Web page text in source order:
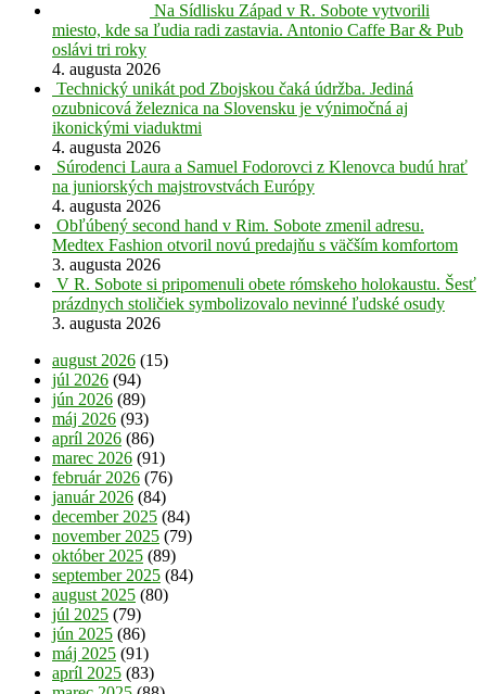
Na Sídlisku Západ v R. Sobote vytvorili
miesto, kde sa ľudia radi zastavia. Antonio Caffe Bar & Pub
oslávi tri roky
4. augusta 2026
Technický unikát pod Zbojskou čaká údržba. Jediná
ozubnicová železnica na Slovensku je výnimočná aj
ikonickými viaduktmi
4. augusta 2026
Súrodenci Laura a Samuel Fodorovci z Klenovca budú hrať
na juniorských majstrovstvách Európy
4. augusta 2026
Obľúbený second hand v Rim. Sobote zmenil adresu.
Medtex Fashion otvoril novú predajňu s väčším komfortom
3. augusta 2026
V R. Sobote si pripomenuli obete rómskeho holokaustu. Šesť
prázdnych stoličiek symbolizovalo nevinné ľudské osudy
3. augusta 2026
august 2026 (15)
júl 2026 (94)
jún 2026 (89)
máj 2026 (93)
apríl 2026 (86)
marec 2026 (91)
február 2026 (76)
január 2026 (84)
december 2025 (84)
november 2025 (79)
október 2025 (89)
september 2025 (84)
august 2025 (80)
júl 2025 (79)
jún 2025 (86)
máj 2025 (91)
apríl 2025 (83)